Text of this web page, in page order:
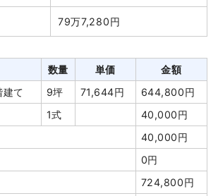
34,000円
215,000円
2,365,000円
79万7,280円
数量 単価
金額
て
9坪 71,644円
644,800円
1式
40,000円
40,000円
0円
724,800円